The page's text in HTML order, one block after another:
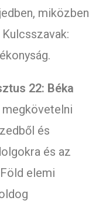
miközben
22: Béka
és
és az
elemi